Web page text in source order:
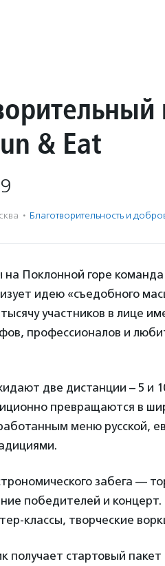
& Eat
· Благотвори­тель­ность и
Поклонной горе
идею «съедобного
участников в лице
профессионалов и
две дистанции – 5 и
превращаются в
меню русской,
забега —
победителей и
классы, творческие
получает стартовый